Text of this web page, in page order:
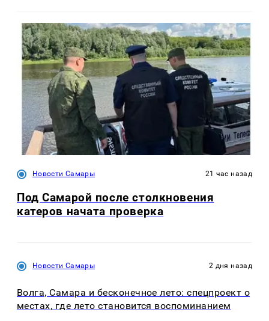
Новости Самары 21 час назад
Под Самарой после столкновения
катеров начата проверка
Новости Самары 2 дня назад
Волга, Самара и бесконечное лето: спецпроект о
местах, где лето становится воспоминанием